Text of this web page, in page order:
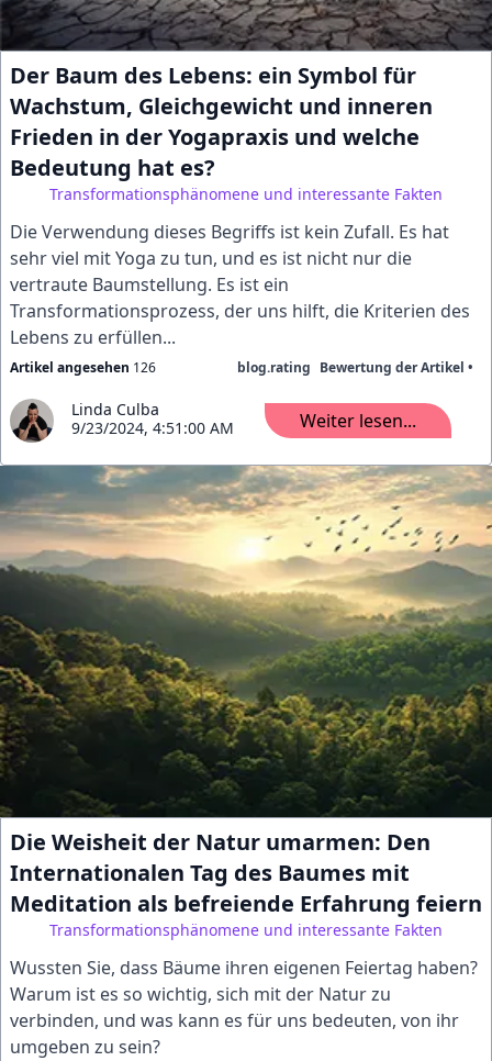
Der Baum des Lebens: ein Symbol für
Wachstum, Gleichgewicht und inneren
Frieden in der Yogapraxis und welche
Bedeutung hat es?
Transformationsphänomene und interessante Fakten
Die Verwendung dieses Begriffs ist kein Zufall. Es hat
sehr viel mit Yoga zu tun, und es ist nicht nur die
vertraute Baumstellung. Es ist ein
Transformationsprozess, der uns hilft, die Kriterien des
Lebens zu erfüllen...
Artikel angesehen 126 blog.rating Bewertung der Artikel •
Linda Culba
9/23/2024, 4:51:00 AM
Weiter lesen...
Die Weisheit der Natur umarmen: Den
Internationalen Tag des Baumes mit
Meditation als befreiende Erfahrung feiern
Transformationsphänomene und interessante Fakten
Wussten Sie, dass Bäume ihren eigenen Feiertag haben?
Warum ist es so wichtig, sich mit der Natur zu
verbinden, und was kann es für uns bedeuten, von ihr
umgeben zu sein?